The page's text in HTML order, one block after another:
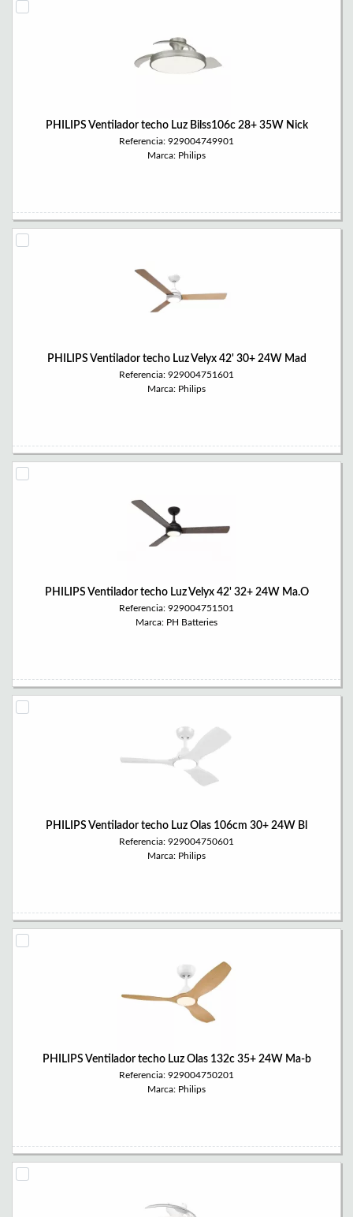
PHILIPS Ventilador techo Luz Bilss106c 28+ 35W Nick
Referencia: 929004749901
Marca: Philips
PHILIPS Ventilador techo Luz Velyx 42' 30+ 24W Mad
Referencia: 929004751601
Marca: Philips
PHILIPS Ventilador techo Luz Velyx 42' 32+ 24W Ma.O
Referencia: 929004751501
Marca: PH Batteries
PHILIPS Ventilador techo Luz Olas 106cm 30+ 24W Bl
Referencia: 929004750601
Marca: Philips
PHILIPS Ventilador techo Luz Olas 132c 35+ 24W Ma-b
Referencia: 929004750201
Marca: Philips